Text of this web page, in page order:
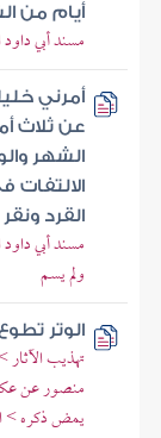
أيام من
مسند أبي
أمرني
عن ثلاث
الشهر
الالتفات
القرد
مسند أبي
ولم يسم
الوتر
تهذيب
منصور عن
يمض ذكره >